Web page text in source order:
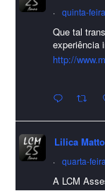
9 months
A Abrafas -
Sintéticas foi
incertezas do
Confira detalhes
#sustentabilidade
#IndústriaTêxtil
·
quinta-
Que tal
experiência
http://
Lilica
·
quarta-
A LCM